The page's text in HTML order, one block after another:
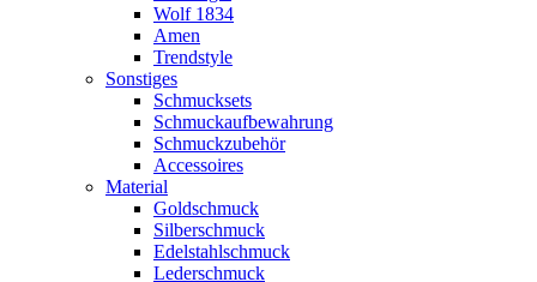
Wolf 1834
Amen
Trendstyle
Sonstiges
Schmucksets
Schmuckaufbewahrung
Schmuckzubehör
Accessoires
Material
Goldschmuck
Silberschmuck
Edelstahlschmuck
Lederschmuck